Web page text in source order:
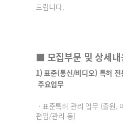
드립니다.
■ 모집부문 및 상세내
1) 표준(통신/비디오) 특허 전
주요업무
ㆍ표준특허 관리 업무 (출원,
편입/관리 등)